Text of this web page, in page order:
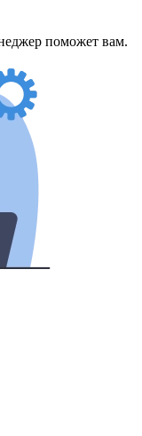
поможет вам.